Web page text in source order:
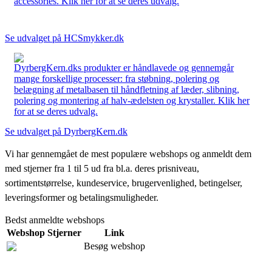
Se udvalget på HCSmykker.dk
DyrbergKern.dks produkter er håndlavede og gennemgår
mange forskellige processer: fra støbning, polering og
belægning af metalbasen til håndfletning af læder, slibning,
polering og montering af halv-ædelsten og krystaller. Klik her
for at se deres udvalg.
Se udvalget på DyrbergKern.dk
Vi har gennemgået de mest populære webshops og anmeldt dem
med stjerner fra 1 til 5 ud fra bl.a. deres prisniveau,
sortimentstørrelse, kundeservice, brugervenlighed, betingelser,
leveringsformer og betalingsmuligheder.
Bedst anmeldte webshops
Webshop Stjerner
Link
Besøg webshop